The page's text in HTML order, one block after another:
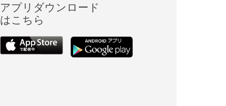
アプリダウンロード
はこちら